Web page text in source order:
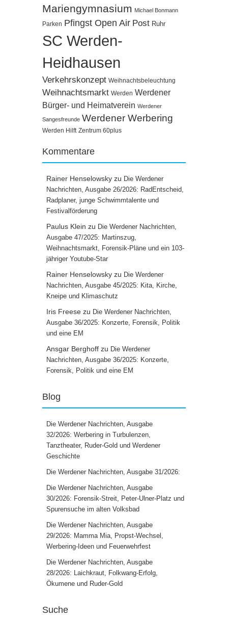
Mariengymnasium Michael Bonmann
Parken Pfingst Open Air Post Ruhr
SC Werden-
Heidhausen
Verkehrskonzept Weihnachtsbeleuchtung
Weihnachtsmarkt Werden Werdener
Bürger- und Heimatverein Werdener
Sangesfreunde Werdener Werbering
Werden Hilft Zentrum 60plus
Kommentare
Rainer Henselowsky zu Die Werdener
Nachrichten, Ausgabe 26/2026: RadEntscheid,
Radplaner, junge Schwimmtalente und
Festivalförderung
Paulus Klein zu Die Werdener Nachrichten,
Ausgabe 47/2025: Martinszug,
Weihnachtsmarkt, Forensik-Pläne und ein 103-
jähriger Youtube-Star
Rainer Henselowsky zu Die Werdener
Nachrichten, Ausgabe 45/2025: Kita, Kirche,
Kneipe und Klimaschutz
Iris Freese zu Die Werdener Nachrichten,
Ausgabe 36/2025: Konzerte, Forensik, Politik
und eine EM
Ansgar Berghoff zu Die Werdener
Nachrichten, Ausgabe 36/2025: Konzerte,
Forensik, Politik und eine EM
Blog
Die Werdener Nachrichten, Ausgabe
32/2026: Werbering in Turbulenzen,
Tanztheater, Ruder-Gold und Werdener
Geschichte
Die Werdener Nachrichten, Ausgabe 31/2026:
Die Werdener Nachrichten, Ausgabe
30/2026: Forensik-Streit, Peter-Ulner-Platz und
Spurensuche im alten Volksbad
Die Werdener Nachrichten, Ausgabe
29/2026: Mamma Mia, Propst-Wechsel,
Werbering-Ideen und Feuerwehrfest
Die Werdener Nachrichten, Ausgabe
28/2026: Laichkraut, Folkwang-Erfolg,
Ökumene und Ruder-Gold
Suche